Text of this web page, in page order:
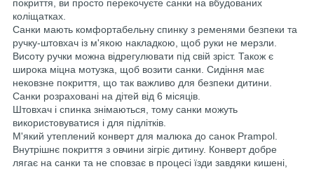
покриття, ви просто перекочуєте санки на вбудованих
коліщатках.
Санки мають комфортабельну спинку з ременями безпеки та
ручку-штовхач із м'якою накладкою, щоб руки не мерзли.
Висоту ручки можна відрегулювати під свій зріст. Також є
широка міцна мотузка, щоб возити санки. Сидіння має
нековзне покриття, що так важливо для безпеки дитини.
Санки розраховані на дітей від 6 місяців.
Штовхач і спинка знімаються, тому санки можуть
використовуватися і для підлітків.
М'який утеплений конверт для малюка до санок Prampol.
Внутрішнє покриття з овчини зігріє дитину. Конверт добре
лягає на санки та не сповзає в процесі їзди завдяки кишені,